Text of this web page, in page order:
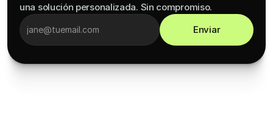
una solución personalizada. Sin compromiso.
Enviar